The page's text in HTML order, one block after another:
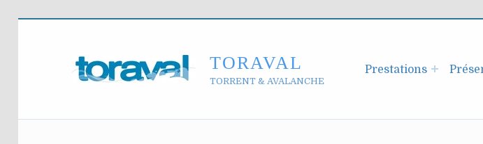
TORAVAL
TORRENT & AVALANCHE
Prestations